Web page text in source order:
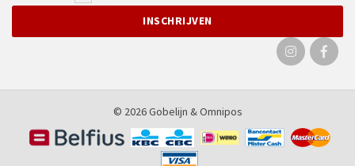
© 2026 Gobelijn &Omnipos